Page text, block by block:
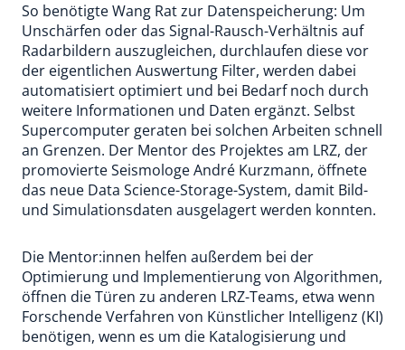
So benötigte Wang Rat zur Datenspeicherung: Um
Unschärfen oder das Signal-Rausch-Verhältnis auf
Radarbildern auszugleichen, durchlaufen diese vor
der eigentlichen Auswertung Filter, werden dabei
automatisiert optimiert und bei Bedarf noch durch
weitere Informationen und Daten ergänzt. Selbst
Supercomputer geraten bei solchen Arbeiten schnell
an Grenzen. Der Mentor des Projektes am LRZ, der
promovierte Seismologe André Kurzmann, öffnete
das neue Data Science-Storage-System, damit Bild-
und Simulationsdaten ausgelagert werden konnten.
Die Mentor:innen helfen außerdem bei der
Optimierung und Implementierung von Algorithmen,
öffnen die Türen zu anderen LRZ-Teams, etwa wenn
Forschende Verfahren von Künstlicher Intelligenz (KI)
benötigen, wenn es um die Katalogisierung und